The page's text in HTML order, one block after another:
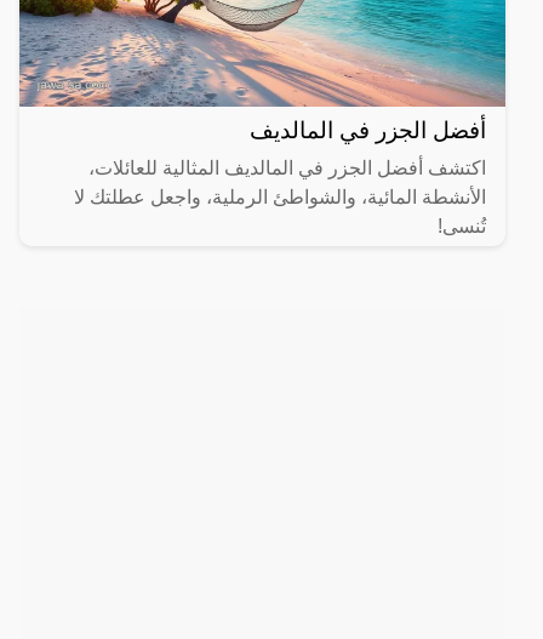
أفضل الجزر في المالديف
اكتشف أفضل الجزر في المالديف المثالية للعائلات،
الأنشطة المائية، والشواطئ الرملية، واجعل عطلتك لا
تُنسى!